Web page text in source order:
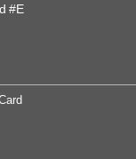
#E